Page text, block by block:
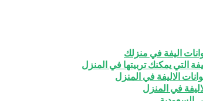
اليفة في منزلك
التي يمكنك تربيتها في المنزل
الاليفة في المنزل
في المنزل